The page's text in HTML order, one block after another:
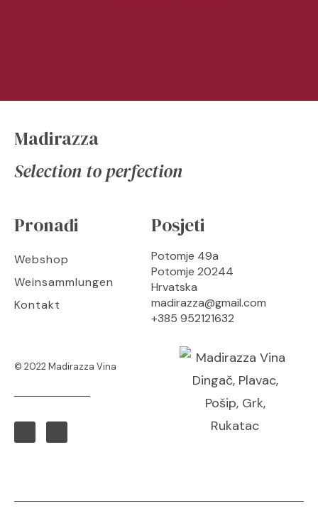
Madirazza
Selection to perfection
Pronađi
Webshop
Weinsammlungen
Kontakt
Posjeti
Potomje 49a
Potomje 20244
Hrvatska
madirazza@gmail.com
+385 952121632
© 2022 Madirazza Vina